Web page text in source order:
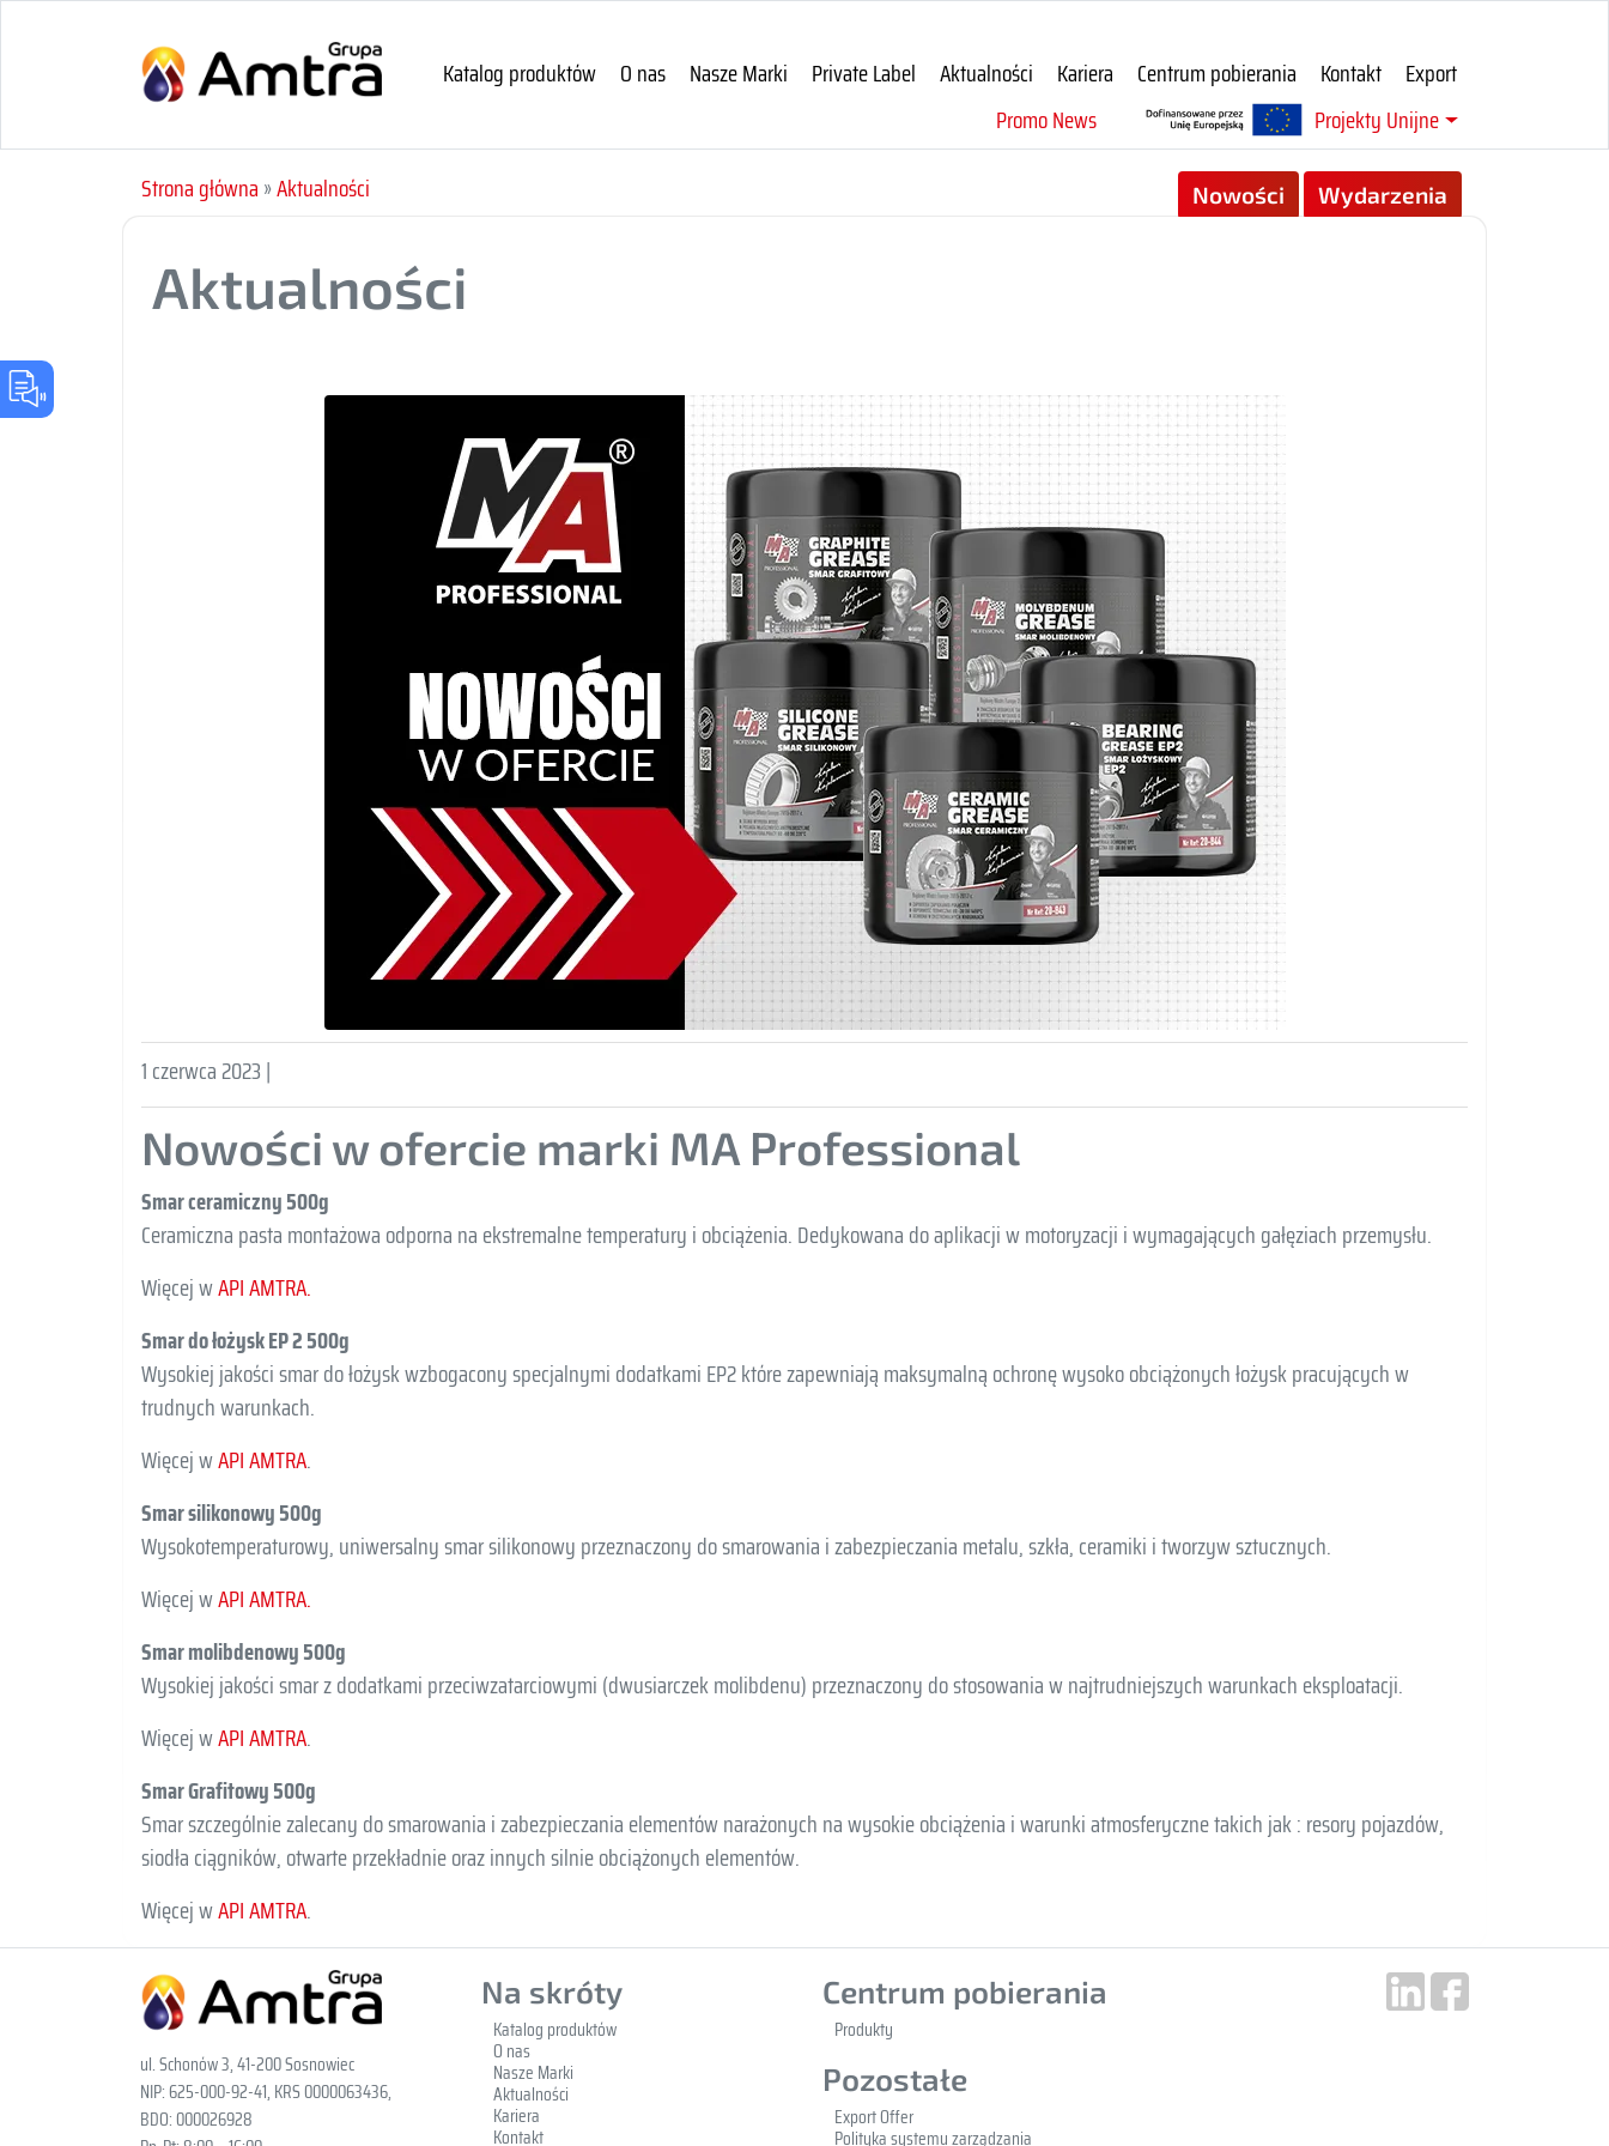
Katalog produktów O nas Nasze Marki Private Label Aktualności Kariera Centrum pobierania Kontakt
Export
Promo News
Projekty Unijne
Strona główna »Aktualności Nowości Wydarzenia
Aktualności
1 czerwca 2023 |
Nowości w ofercie marki MA Professional
Smar ceramiczny 500g
Ceramiczna pasta montażowa odporna na ekstremalne temperatury i obciążenia. Dedykowana do aplikacji w motoryzacji i wymagających gałęziach przemysłu.
Więcej wAPI AMTRA.
Smar do łożysk EP 2 500g
Wysokiej jakości smar do łożysk wzbogacony specjalnymi dodatkami EP2 które zapewniają maksymalną ochronę wysoko obciążonych łożysk pracujących w
trudnych warunkach.
Więcej wAPI AMTRA.
Smar silikonowy 500g
Wysokotemperaturowy, uniwersalny smar silikonowy przeznaczony do smarowania i zabezpieczania metalu, szkła, ceramiki i tworzyw sztucznych.
Więcej wAPI AMTRA.
Smar molibdenowy 500g
Wysokiej jakości smar z dodatkami przeciwzatarciowymi (dwusiarczek molibdenu) przeznaczony do stosowania w najtrudniejszych warunkach eksploatacji.
Więcej wAPI AMTRA.
Smar Grafitowy 500g
Smar szczególnie zalecany do smarowania i zabezpieczania elementów narażonych na wysokie obciążenia i warunki atmosferyczne takich jak : resory pojazdów,
siodła ciągników, otwarte przekładnie oraz innych silnie obciążonych elementów.
Więcej wAPI AMTRA.
ul. Schonów 3, 41-200 Sosnowiec
NIP: 625-000-92-41, KRS 0000063436,
BDO: 000026928
Na skróty
Katalog produktów
O nas
Nasze Marki
Aktualności
Kariera
Kontakt
Centrum pobierania
Produkty
Pozostałe
Export Offer
Polityka systemu zarządzania